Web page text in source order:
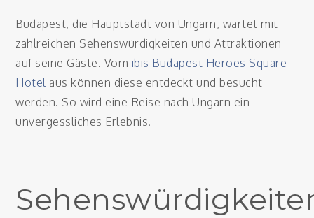
Budapest, die Hauptstadt von Ungarn, wartet mit
zahlreichen Sehenswürdigkeiten und Attraktionen
auf seine Gäste. Vom ibis Budapest Heroes Square
Hotelaus können diese entdeckt und besucht
werden. So wird eine Reise nach Ungarn ein
unvergessliches Erlebnis.